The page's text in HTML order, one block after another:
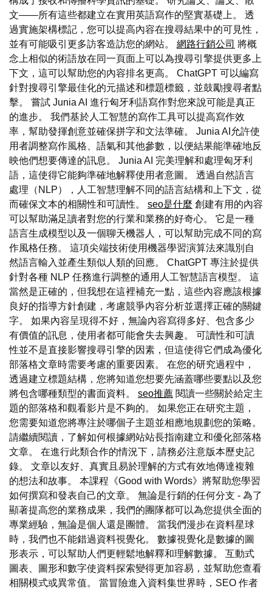
文——所有這些都建立在實用英語寫作的堅實基礎上。 透
過實施架構標記，您可以提高內容在搜尋結果中的可見性，
並有可能吸引更多訪客造訪您的網站。 網路行銷公司 將概
念上相似的術語放在同一頁面上可以為搜尋引擎提供更多上
下文，這可以幫助您的內容排名更高。 ChatGPT 可以編寫
針對搜尋引擎最佳化的元描述和標題標籤，並鼓勵搜尋者點
擊。 嘗試 Junia AI 進行匈牙利語寫作對您來說可能是真正
的進步。 我們基於人工智慧的寫作工具可以提高寫作效
率，幫助發揮創意並確保拼字和文法準確。 Junia AI允許使
用者調整寫作風格、語氣和其他參數，以便結果能準確地反
映他們想要傳達的訊息。 Junia AI 完美理解和處理匈牙利
語，這使得它能夠準確地解釋使用者意圖。 透過自然語言
處理（NLP），人工智慧理解不同的語言結構和上下文，從
而確保文本的相關性和可讀性。 seo是什麼 創建有用的內容
可以幫助滿足讀者對您的行業和業務的好奇心。 它是一種
語言生成模型以及一個聊天機器人，可以幫助完成不同的寫
作風格任務。 這項尖端技術使用機器學習演算法來識別自
然語言輸入並產生類似人類的回應。 ChatGPT 專注於提供
針對各種 NLP 任務進行調整的通用人工智慧語言模型。 這
當然是正確的，但我想在這裡補充一點，這些內容應該根據
良好的指導方針創建，考慮競爭內容分析並選擇正確的關鍵
字。 如果內容呈現得不好，無論內容寫得多好、包含多少
有價值的訊息，使用者都可能會失去興趣。 可讀性和可讀
性並不是直接影響搜尋引擎的因素，但這使得它們成為優化
部落格文章時需要考慮的重要因素。 在您的研究過程中，
透過建立標題結構，您將知道您想要先涵蓋哪些要點以及您
將包含哪種類型的書面資料。 seo推薦 閱讀一些關於給定主
題的部落格和觀看影片是不夠的。 如果您正在研究主題，
您需要知道您將專注於哪個子主題並相應地規劃您的策略。
請繼續閱讀，了解如何根據網站站長指南建立和優化部落格
文章。 在進行此類合作的情況下，請務必注意版本歷史記
錄。 文章以友好、真實且易於理解的方式有效地傳達複雜
的想法和故事。 本課程《Good with Words》將幫助您學習
如何撰寫和發表自己的文章。 無論是行銷的任何分支 - 為了
顯著提高您的業務成果，我們的團隊都可以為您提供全面的
專業經驗，無論是個人還是團體。 當我們漫步在資料星球
時，我們也不能錯過資料視覺化。 數據視覺化是數據的圖
形表示，可以幫助人們更輕鬆地解釋和理解數據。 互動式
圖表、圖形和數字使資料探索變得更加容易，並幫助您查看
相關模式或異常值。 當冒險進入資料集世界時，SEO 作者